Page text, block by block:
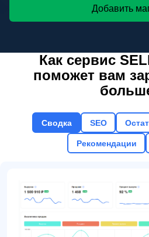
Добавить
Как сервис
поможет вам
Сводка SEO
Рекомендации